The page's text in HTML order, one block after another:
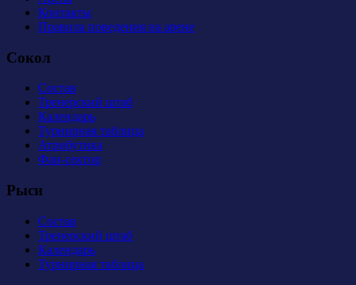
Контакты
Правила поведения на арене
Сокол
Состав
Тренерский штаб
Календарь
Турнирная таблица
Атрибутика
Фан-сектор
Рыси
Состав
Тренерский штаб
Календарь
Турнирная таблица